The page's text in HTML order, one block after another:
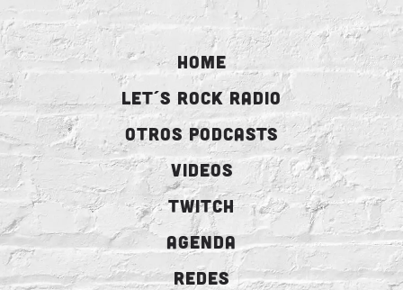
HOME
LET´S ROCK RADIO
OTROS PODCASTS
VIDEOS
TWITCH
AGENDA
REDES